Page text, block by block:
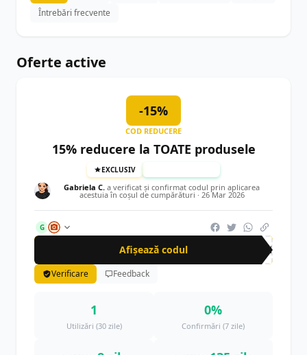
Întrebări frecvente
Oferte active
-15%
COD REDUCERE
15% reducere la TOATE produsele
EXCLUSIV
Gabriela C. a verificat și confirmat codul prin aplicarea
acestuia în coșul de cumpărături · 26 Mar 2026
G
Afișează codul CRN
Verificare Feedback
1
Utilizări (30 zile)
0%
Confirmări (7 zile)